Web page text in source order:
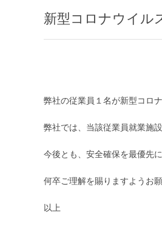
新型コロナウイル
弊社の従業員１名が新型コロ
弊社では、当該従業員就業施
今後とも、安全確保を最優先
何卒ご理解を賜りますようお
以上